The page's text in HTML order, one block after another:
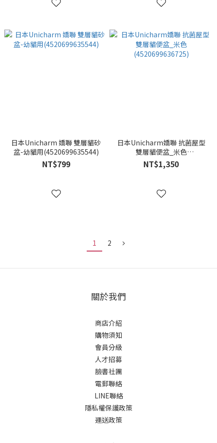
日本Unicharm 嬌聯 雙層貓砂
盆-幼貓用(4520699635544)
NT$799
日本Unicharm嬌聯 抗菌屋型
雙層貓便盆_米色
(4520699636725)
NT$1,350
1 2
關於我們
商店介紹
購物須知
會員分級
人才招募
臉書社團
電郵聯絡
LINE聯絡
隱私權保護政策
運送政策